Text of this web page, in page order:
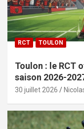
RCT TOULON
Toulon : le RCT
saison 2026-
30 juillet 2026